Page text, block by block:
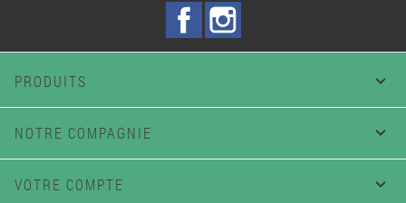
Facebook
PRODUITS 
NOTRE COMPAGNIE 
VOTRE COMPTE 